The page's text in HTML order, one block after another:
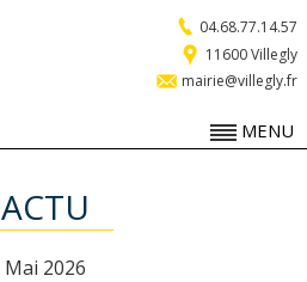
11600 Villegly
04.68.77.14.57
mairie@villegly.fr
MENU
ACTU
Mai 2026